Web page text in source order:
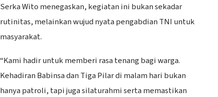
Serka Wito menegaskan, kegiatan ini bukan sekadar
rutinitas, melainkan wujud nyata pengabdian TNI untuk
masyarakat.
“Kami hadir untuk memberi rasa tenang bagi warga.
Kehadiran Babinsa dan Tiga Pilar di malam hari bukan
hanya patroli, tapi juga silaturahmi serta memastikan